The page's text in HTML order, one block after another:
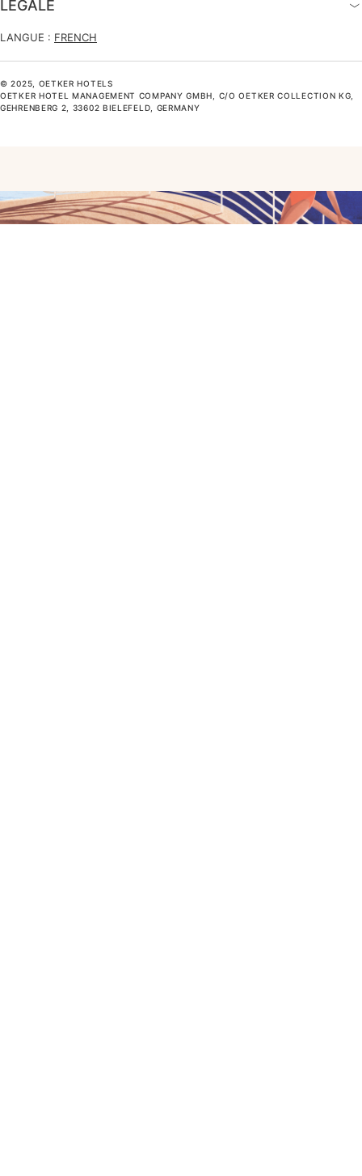
LÉGALE
LANGUE : FRENCH
© 2025, OETKER HOTELS
OETKER HOTEL MANAGEMENT COMPANY GMBH, C/O OETKER COLLECTION KG,
GEHRENBERG 2, 33602 BIELEFELD, GERMANY